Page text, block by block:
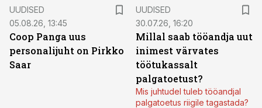
UUDISED
05.08.26, 13:45
Coop Panga uus
personalijuht on Pirkko
Saar
UUDISED
30.07.26, 16:20
Millal saab tööandja uut
inimest värvates
töötukassalt
palgatoetust?
Mis juhtudel tuleb tööandjal
palgatoetus riigile tagastada?